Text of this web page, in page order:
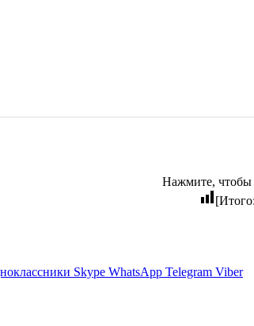
Нажмите, чтобы
[Итого:
Skype WhatsApp Telegram Viber